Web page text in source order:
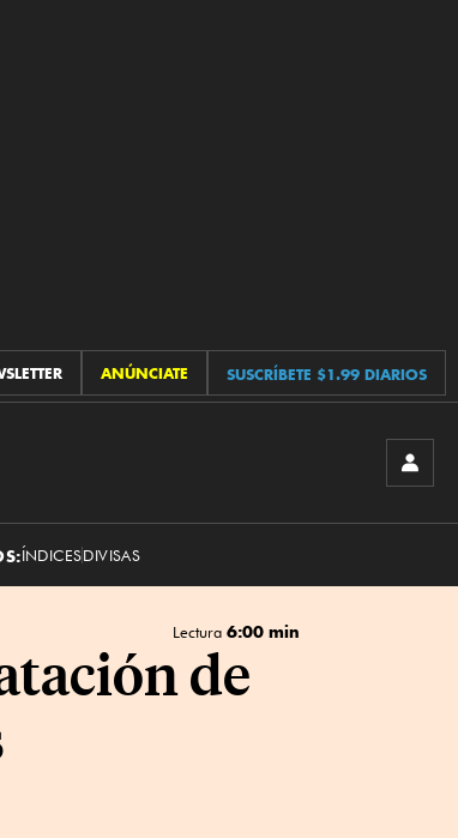
ANÚNCIATE SUSCRÍBETE $1.99 DIARIOS
ÍNDICESDIVISAS
Lectura 6:00 min
de